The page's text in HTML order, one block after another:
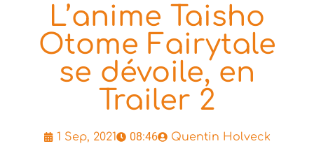
L’anime Taisho
Otome Fairytale
se dévoile, en
Trailer 2
1 Sep, 2021 08:46 Quentin Holveck